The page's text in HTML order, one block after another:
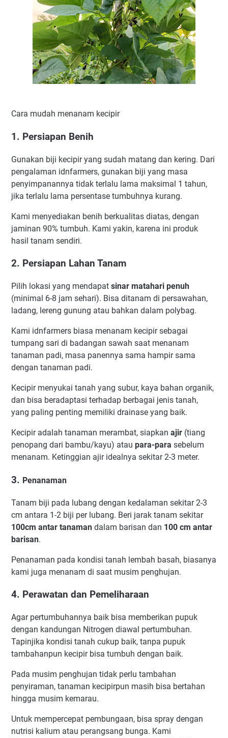
Cara mudah menanam kecipir
1. Persiapan Benih
Gunakan biji kecipir yang sudah matang dan kering. Dari
pengalaman idnfarmers, gunakan biji yang masa
penyimpanannya tidak terlalu lama maksimal 1 tahun,
jika terlalu lama persentase tumbuhnya kurang.
Kami menyediakan benih berkualitas diatas, dengan
jaminan 90% tumbuh. Kami yakin, karena ini produk
hasil tanam sendiri.
2. Persiapan Lahan Tanam
Pilih lokasi yang mendapat sinar matahari penuh
(minimal 6-8 jam sehari). Bisa ditanam di persawahan,
ladang, lereng gunung atau bahkan dalam polybag.
Kami idnfarmers biasa menanam kecipir sebagai
tumpang sari di badangan sawah saat menanam
tanaman padi, masa panennya sama hampir sama
dengan tanaman padi.
Kecipir menyukai tanah yang subur, kaya bahan organik,
dan bisa beradaptasi terhadap berbagai jenis tanah,
yang paling penting memiliki drainase yang baik.
Kecipir adalah tanaman merambat, siapkan ajir (tiang
penopang dari bambu/kayu) atau para-para sebelum
menanam. Ketinggian ajir idealnya sekitar 2-3 meter.
3. Penanaman
Tanam biji pada lubang dengan kedalaman sekitar 2-3
cm antara 1-2 biji per lubang. Beri jarak tanam sekitar
100cm antar tanaman dalam barisan dan 100 cm antar
barisan.
Penanaman pada kondisi tanah lembah basah, biasanya
kami juga menanam di saat musim penghujan.
4. Perawatan dan Pemeliharaan
Agar pertumbuhannya baik bisa memberikan pupuk
dengan kandungan Nitrogen diawal pertumbuhan.
Tapinjika kondisi tanah cukup baik, tanpa pupuk
tambahanpun kecipir bisa tumbuh dengan baik.
Pada musim penghujan tidak perlu tambahan
penyiraman, tanaman kecipirpun masih bisa bertahan
hingga musim kemarau.
Untuk mempercepat pembungaan, bisa spray dengan
nutrisi kalium atau perangsang bunga. Kami